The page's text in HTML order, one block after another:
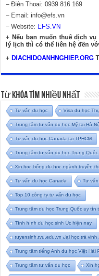
– Điện Thoại: 0939 816 169
– Email:info@efs.vn
– Website: EFS.VN
+ Nếu bạn muốn thuê dịch
lý lịch thì có thể liên hệ đến
+ DIACHIDOANHNGHIEP.ORG
Từ Khóa Tìm Nhiều Nhất
Tư vấn du học Visa du học
Trung tâm tư vấn du học Mỹ tại Hà
Tư vấn du học Canada tại TPHCM
Trung tâm tư vấn du học Trung Quốc
Xin học bổng du học ngành truyền
Tư vấn du học Canada Tư
Top 10 công ty tư vấn du học
Trung tâm du học Trung Quốc uy tín
Tình hình du học sinh Úc hiện nay
tuyensinh.tvu.edu.vn đại học trà vinh
Trung tâm tiếng Anh du học Việt Hải
Trung tâm tư vấn du học Xin